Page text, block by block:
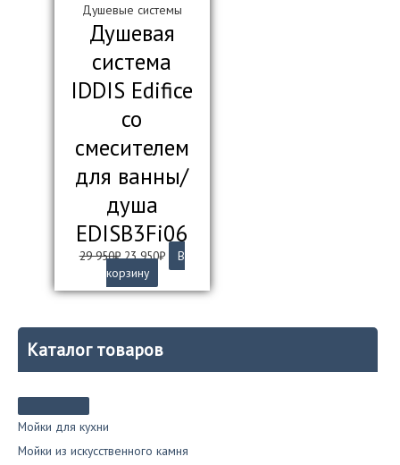
Каталог товаров
Мойки для кухни
Мойки из искусственного камня
Душевые системы
Душевая
система
IDDIS Edifice
со
смесителем
для ванны/
душа
EDISB3Fi06
29 950₽Первоначальная
цена
составляла
23 950₽Текущая
цена:
23
В
корзину